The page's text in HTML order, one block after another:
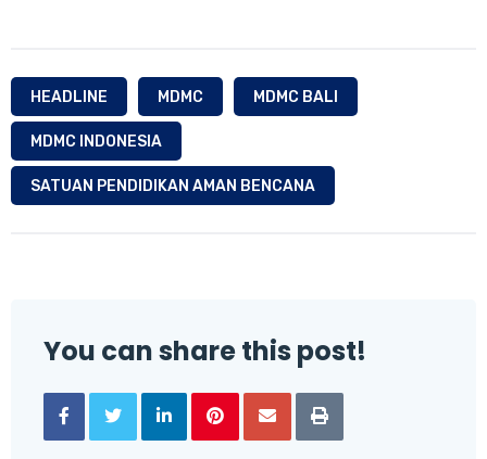
HEADLINE MDMC MDMC BALI
MDMC INDONESIA
SATUAN PENDIDIKAN AMAN BENCANA
You can share this post!